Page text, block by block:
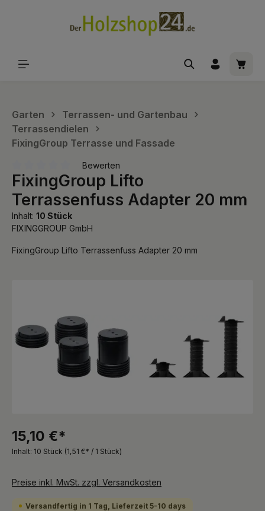
Garten
Terrassen- und Gartenbau
Terrassendielen
FixingGroup Terrasse und Fassade
Durchschnittliche Bewertung von 0 von 5 Sternen
Bewerten
FixingGroup Lifto
Terrassenfuss Adapter 20 mm
Inhalt: 10 Stück
FIXINGGROUP GmbH
FixingGroup Lifto Terrassenfuss Adapter 20 mm
15,10 €*
Inhalt: 10 Stück (1,51 €* / 1 Stück)
Preise inkl. MwSt. zzgl. Versandkosten
Versandfertig in 1 Tag, Lieferzeit 5-10 days